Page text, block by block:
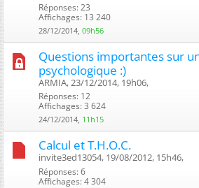
Réponses: 23
Affichages: 13 240
28/12/2014, 09h56
Questions importantes sur
psychologique :)
ARMIA, 23/12/2014, 19h06, ‎
Réponses: 12
Affichages: 3 624
24/12/2014, 11h15
Calcul et T.H.O.C.
invite3ed13054, 19/08/2012, 15h46, ‎
Réponses: 6
Affichages: 4 304